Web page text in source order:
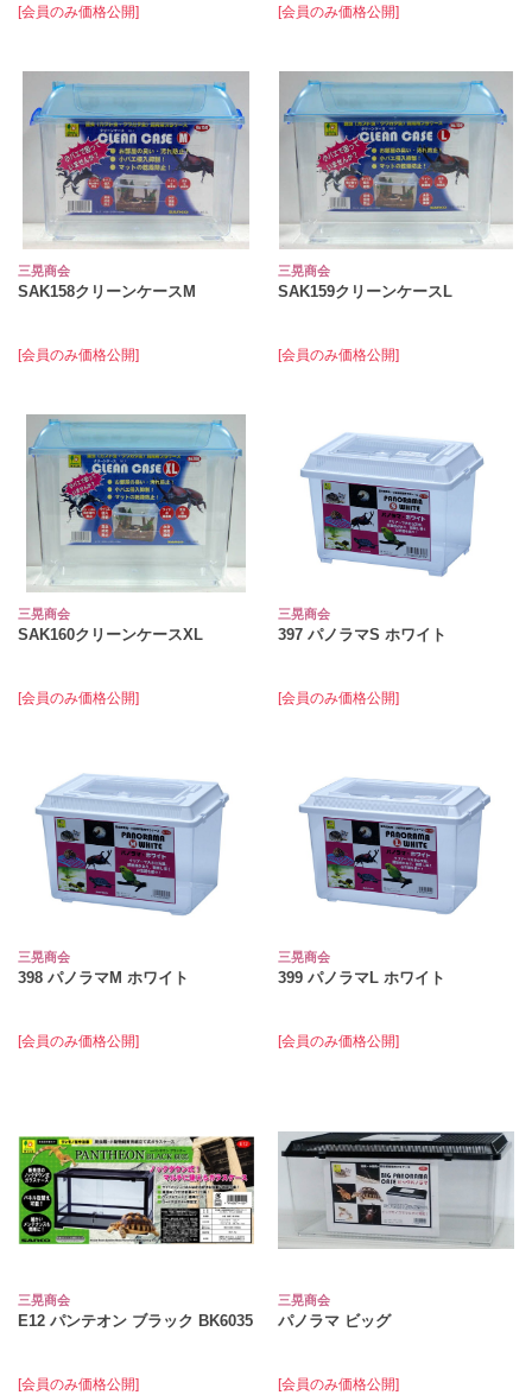
[会員のみ価格公開] [会員のみ価格公開]
三晃商会
SAK158クリーンケースM
[会員のみ価格公開]
三晃商会
SAK159クリーンケースL
[会員のみ価格公開]
三晃商会
SAK160クリーンケースXL
[会員のみ価格公開]
三晃商会
397 パノラマS ホワイト
[会員のみ価格公開]
三晃商会
398 パノラマM ホワイト
[会員のみ価格公開]
三晃商会
399 パノラマL ホワイト
[会員のみ価格公開]
三晃商会
E12 パンテオン ブラック BK6035
[会員のみ価格公開]
三晃商会
パノラマ ビッグ
[会員のみ価格公開]